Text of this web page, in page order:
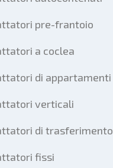
pre-frantoio
a coclea
di appartamenti
verticali
di trasferimento
fissi